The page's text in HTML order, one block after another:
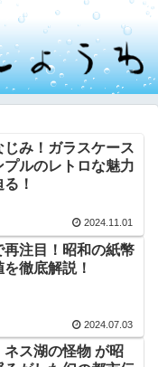
み！ガラスケース
プルのレトロな魅力
！
2024.11.01
再注目！昭和の紙幣
徹底解説！
2024.07.03
ネス湖の怪物 が昭